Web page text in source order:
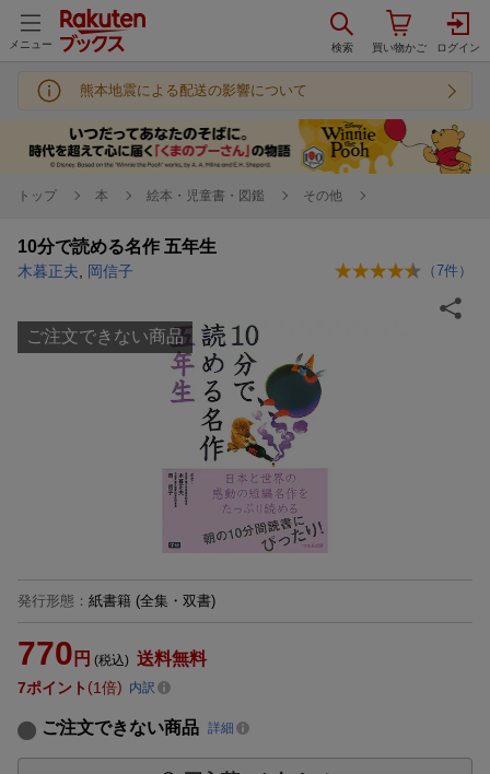
メニュー
熊本地震による配送の影響について
トップ 本 絵本・児童書・図鑑 その他
10分で読める名作 五年生
木暮正夫 岡信子 （7件）
ご注文できない商品
発行形態 ： 紙書籍 (全集・双書)
770 円 (税込) 送料無料
7ポイント 1倍 内訳
ご注文できない商品 詳細